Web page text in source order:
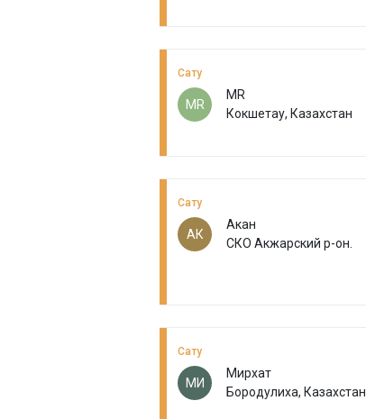
Сату
MR
MR
Кокшетау, Казахстан
Сату
АК
Акан
СКО Акжарский р-он.
Сату
МИ
Мирхат
Бородулиха, Казахстан